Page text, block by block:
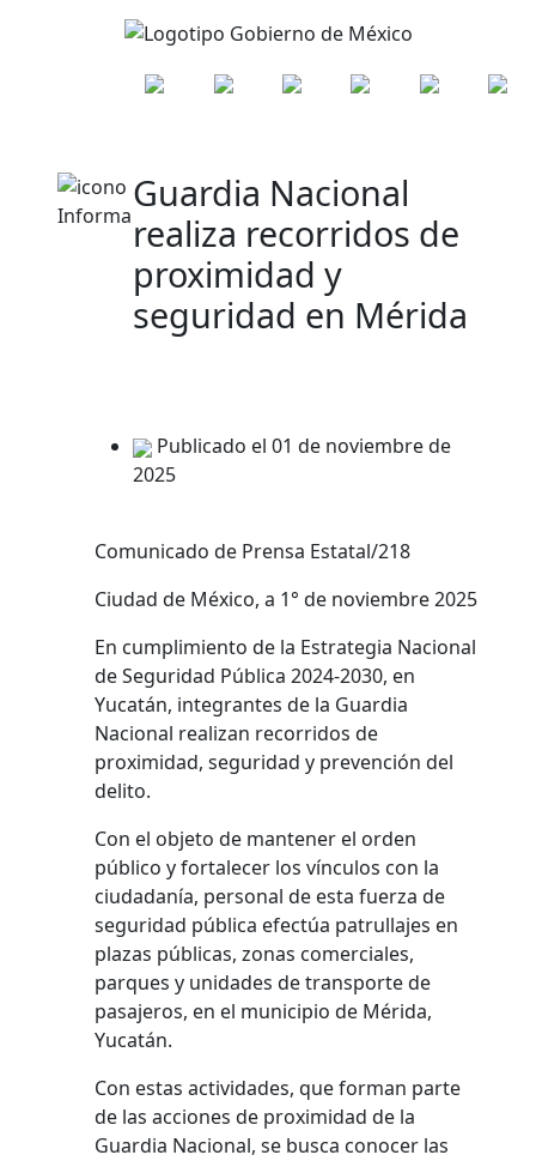
Guardia Nacional
realiza recorridos de
proximidad y
seguridad en Mérida
Publicado el 01 de noviembre de
2025
Comunicado de Prensa Estatal/218
Ciudad de México, a 1° de noviembre 2025
En cumplimiento de la Estrategia Nacional
de Seguridad Pública 2024-2030, en
Yucatán, integrantes de la Guardia
Nacional realizan recorridos de
proximidad, seguridad y prevención del
delito.
Con el objeto de mantener el orden
público y fortalecer los vínculos con la
ciudadanía, personal de esta fuerza de
seguridad pública efectúa patrullajes en
plazas públicas, zonas comerciales,
parques y unidades de transporte de
pasajeros, en el municipio de Mérida,
Yucatán.
Con estas actividades, que forman parte
de las acciones de proximidad de la
Guardia Nacional, se busca conocer las